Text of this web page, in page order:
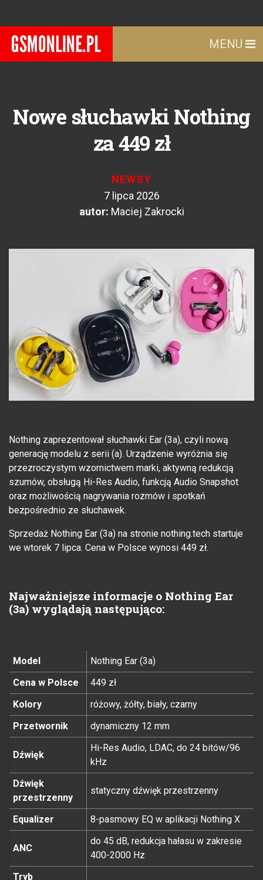
MENU
Nowe słuchawki Nothing
za 449 zł
NEWSY
7 lipca 2026
autor: Maciej Zakrocki
Nothing zaprezentował słuchawki Ear (3a), czyli nową
generację modelu z serii (a). Urządzenie wyróżnia się
przezroczystym wzornictwem marki, aktywną redukcją
szumów, obsługą Hi-Res Audio, funkcją Audio Snapshot
oraz możliwością nagrywania rozmów i spotkań
bezpośrednio ze słuchawek.
Sprzedaż Nothing Ear (3a) na stronie nothing.tech startuje
we wtorek 7 lipca. Cena w Polsce wynosi 449 zł.
Najważniejsze informacje o Nothing Ear
(3a) wyglądają następująco:
Model
Nothing Ear (3a)
Cena w Polsce
449 zł
Kolory
różowy, żółty, biały, czarny
Przetwornik
dynamiczny 12 mm
Dźwięk
Hi-Res Audio, LDAC, do 24 bitów/96
kHz
Dźwięk
przestrzenny
statyczny dźwięk przestrzenny
Equalizer 8-pasmowy EQ w aplikacji Nothing X
ANC
do 45 dB, redukcja hałasu w zakresie
400-2000 Hz
Tryb